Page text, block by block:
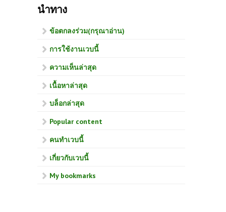
นำทาง
ข้อตกลงร่วม(กรุณาอ่าน)
การใช้งานเวบนี้
ความเห็นล่าสุด
เนื้อหาล่าสุด
บล็อกล่าสุด
Popular content
คนทำเวบนี้
เกี่ยวกับเวบนี้
My bookmarks